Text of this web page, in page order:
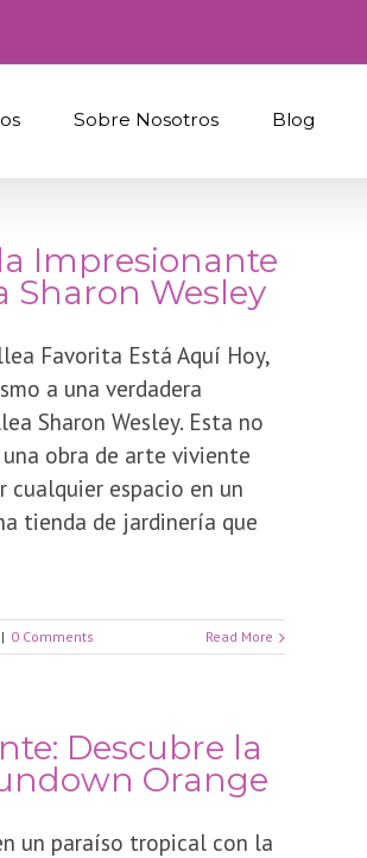
Sobre Nosotros Blog
Impresionante
Sharon Wesley
Favorita Está Aquí ​Hoy,
a una verdadera
Sharon Wesley. Esta no
obra de arte viviente
cualquier espacio en un
tienda de jardinería que
| 0 Comments Read More
Descubre la
Orange
un paraíso tropical con la